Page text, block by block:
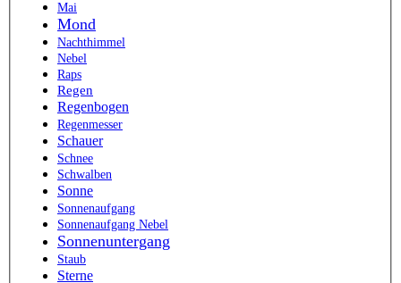
Mai
Mond
Nachthimmel
Nebel
Raps
Regen
Regenbogen
Regenmesser
Schauer
Schnee
Schwalben
Sonne
Sonnenaufgang
Sonnenaufgang Nebel
Sonnenuntergang
Staub
Sterne